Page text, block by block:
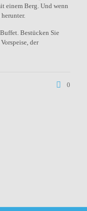
einem Berg. Und wenn
Bestücken Sie
der
0